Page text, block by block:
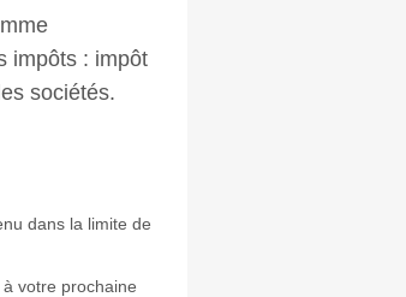
impôts : impôt
sociétés.
dans la limite de
votre prochaine